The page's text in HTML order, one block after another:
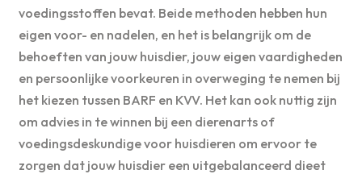
voedingsstoffen bevat. Beide methoden hebben hun
eigen voor- en nadelen, en het is belangrijk om de
behoeften van jouw huisdier, jouw eigen vaardigheden
en persoonlijke voorkeuren in overweging te nemen bij
het kiezen tussen BARF en KVV. Het kan ook nuttig zijn
om advies in te winnen bij een dierenarts of
voedingsdeskundige voor huisdieren om ervoor te
zorgen dat jouw huisdier een uitgebalanceerd dieet